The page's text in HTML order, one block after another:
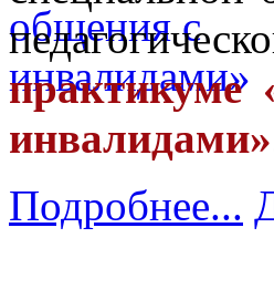
практикуме
инвалидами»
Подробнее...